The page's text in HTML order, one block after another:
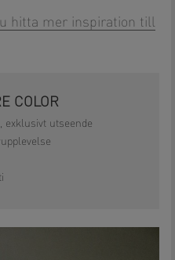
hitta mer inspiration till
COLOR
exklusivt utseende